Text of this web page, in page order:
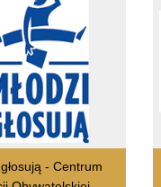
głosują - Centrum